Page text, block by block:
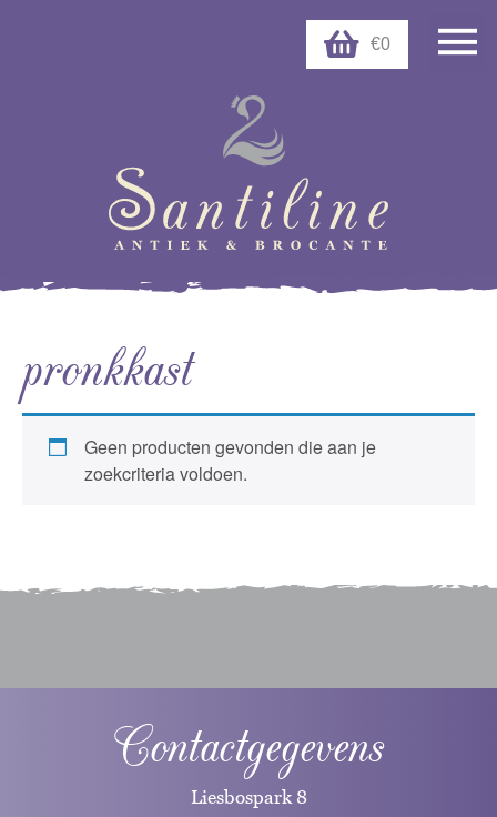
€0
pronkkast
Geen producten gevonden die aan je
zoekcriteria voldoen.
Contactgegevens
Liesbospark 8